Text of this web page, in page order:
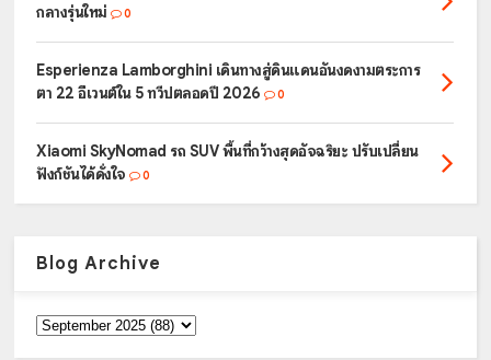
กลางรุ่นใหม่
0
Esperienza Lamborghini เดินทางสู่ดินแดนอันงดงามตระการ
ตา 22 อีเวนต์ใน 5 ทวีปตลอดปี 2026
0
Xiaomi SkyNomad รถ SUV พื้นที่กว้างสุดอัจฉริยะ ปรับเปลี่ยน
ฟังก์ชันได้ดั่งใจ
0
Blog Archive